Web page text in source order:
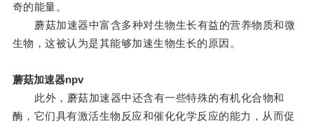
奇的能量。
蘑菇加速器中富含多种对生物生长有益的营养物质和微
生物，这被认为是其能够加速生物生长的原因。
蘑菇加速器npv
此外，蘑菇加速器中还含有一些特殊的有机化合物和
酶，它们具有激活生物反应和催化化学反应的能力，从而促